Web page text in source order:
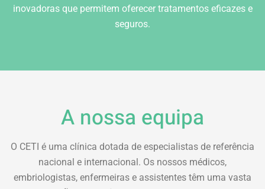
inovadoras que permitem oferecer tratamentos eficazes e
seguros.
A nossa equipa
O CETI é uma clínica dotada de especialistas de referência
nacional e internacional. Os nossos médicos,
embriologistas, enfermeiras e assistentes têm uma vasta